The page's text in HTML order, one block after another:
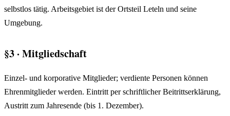
selbstlos tätig. Arbeitsgebiet ist der Ortsteil Leteln und seine
Umgebung.
§3 · Mitgliedschaft
Einzel- und korporative Mitglieder; verdiente Personen können
Ehrenmitglieder werden. Eintritt per schriftlicher Beitrittserklärung,
Austritt zum Jahresende (bis 1. Dezember).